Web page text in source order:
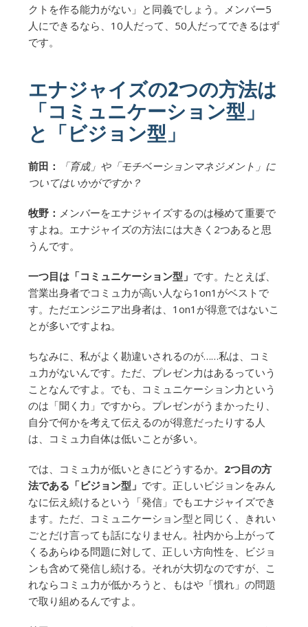
クトを作る能力がない」と同義でしょう。メンバー5
人にできるなら、10人だって、50人だってできるはず
です。
エナジャイズの2つの方法は
「コミュニケーション型」
と「ビジョン型」
前田：
「育成」や「モチベーションマネジメント」に
ついてはいかがですか？
牧野： メンバーをエナジャイズするのは極めて重要で
すよね。エナジャイズの方法には大きく2つあると思
うんです。
一つ目は「コミュニケーション型」 です。たとえば、
営業出身者でコミュ力が高い人なら1on1がベストで
す。ただエンジニア出身者は、1on1が得意ではないこ
とが多いですよね。
ちなみに、私がよく勘違いされるのが……私は、コミ
ュ力がないんです。ただ、プレゼン力はあるっていう
ことなんですよ。でも、コミュニケーション力という
のは「聞く力」ですから。プレゼンがうまかったり、
自分で何かを考えて伝えるのが得意だったりする人
は、コミュ力自体は低いことが多い。
では、コミュ力が低いときにどうするか。 2つ目の方
法である「ビジョン型」 です。正しいビジョンをみん
なに伝え続けるという「発信」でもエナジャイズでき
ます。ただ、コミュニケーション型と同じく、きれい
ごとだけ言っても話になりません。社内から上がって
くるあらゆる問題に対して、正しい方向性を、ビジョ
ンも含めて発信し続ける。それが大切なのですが、こ
れならコミュ力が低かろうと、もはや「慣れ」の問題
で取り組めるんですよ。